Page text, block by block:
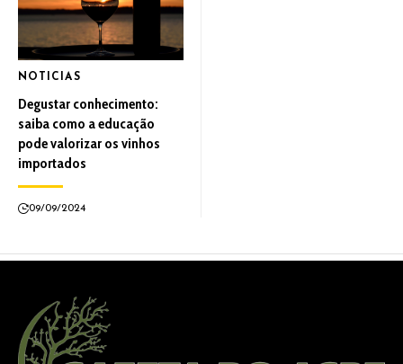
NOTICIAS
Degustar conhecimento:
saiba como a educação
pode valorizar os vinhos
importados
09/09/2024